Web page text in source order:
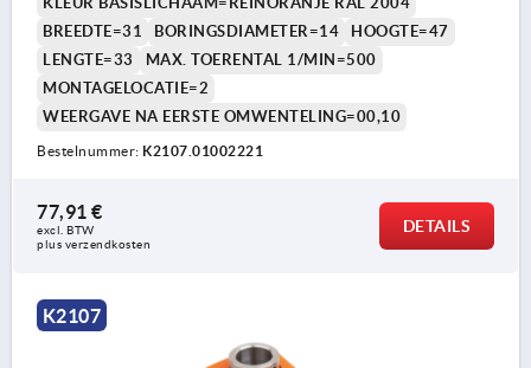
BREEDTE=31
BORINGSDIAMETER=14
HOOGTE=47
LENGTE=33
MAX. TOERENTAL 1/MIN=500
MONTAGELOCATIE=2
WEERGAVE NA EERSTE OMWENTELING=00,10
Bestelnummer: K2107.01002221
77,91 €
excl. BTW
plus verzendkosten
DETAILS
K2107